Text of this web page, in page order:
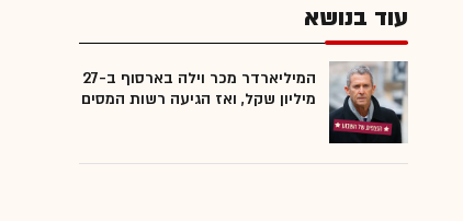
עוד בנושא
המיליארדר מכר וילה בארסוף ב-27
מיליון שקל, ואז הגיעה רשות המסים